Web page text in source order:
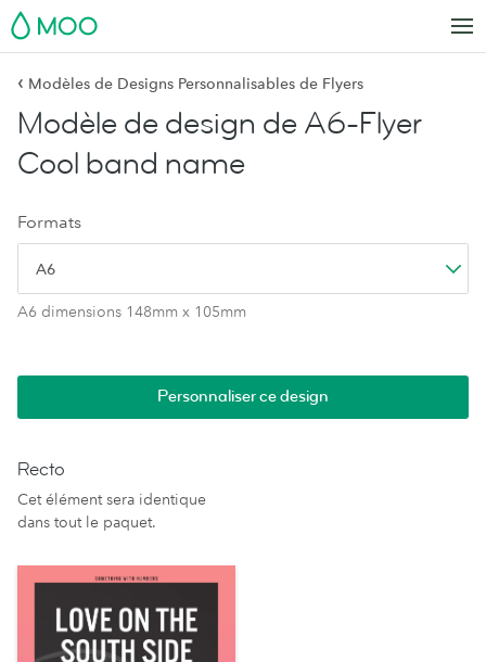
MOO
‹ Modèles de Designs Personnalisables de Flyers
Modèle de design de A6-Flyer
Cool band name
Formats
A6
A6 dimensions 148mm x 105mm
Personnaliser ce design
Recto
Cet élément sera identique
dans tout le paquet.